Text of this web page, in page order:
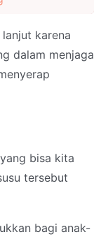
karena
dalam menjaga
bisa kita
tersebut
bagi anak-